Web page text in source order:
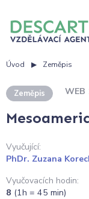
Úvod Zeměpis
Zeměpis WEB
Vyučující:
PhDr. Zuzana
Vyučovacích hodin:
8 (1h = 45 min)